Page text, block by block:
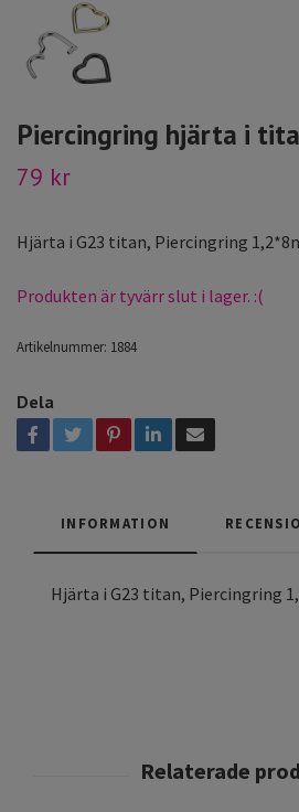
Piercingring hjärta i
79 kr
Hjärta i G23 titan, Piercingring
Produkten är tyvärr slut i lager. :(
Artikelnummer: 1884
Dela
INFORMATION
Hjärta i G23 titan, Piercingring